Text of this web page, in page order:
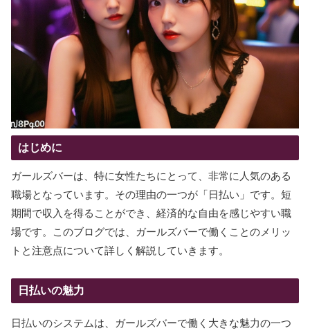
はじめに
ガールズバーは、特に女性たちにとって、非常に人気のある
職場となっています。その理由の一つが「日払い」です。短
期間で収入を得ることができ、経済的な自由を感じやすい職
場です。このブログでは、ガールズバーで働くことのメリッ
トと注意点について詳しく解説していきます。
日払いの魅力
日払いのシステムは、ガールズバーで働く大きな魅力の一つ